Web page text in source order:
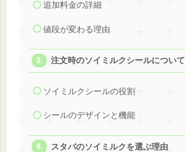
追加料金の詳細
値段が変わる理由
注文時のソイミルクシールについて
ソイミルクシールの役割
シールのデザインと機能
スタバのソイミルクを選ぶ理由